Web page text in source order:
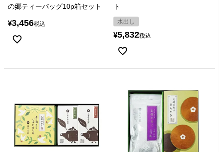
の郷ティーバッグ10p箱セット
¥3,456税込
ト
水出し
¥5,832税込